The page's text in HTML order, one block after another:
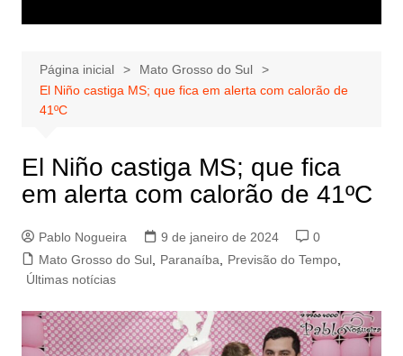
Página inicial
Mato Grosso do Sul
El Niño castiga MS; que fica em alerta com calorão de
41ºC
El Niño castiga MS; que fica
em alerta com calorão de 41ºC
Pablo Nogueira 9 de janeiro de 2024
0
Mato Grosso do Sul, Paranaíba Previsão do Tempo,
Últimas notícias